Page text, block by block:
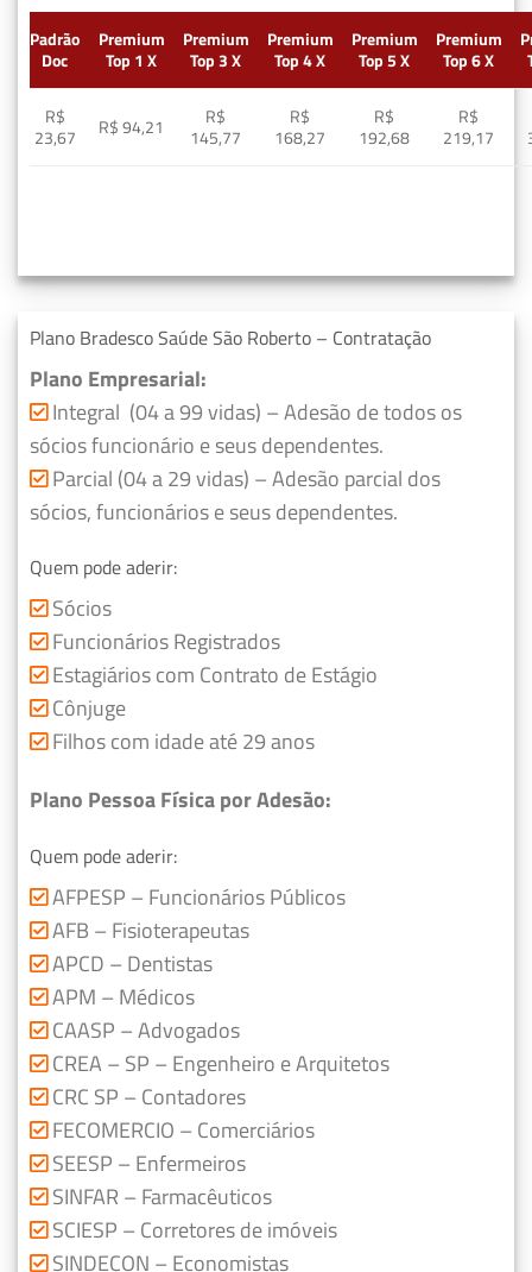
Padrão
Doc
Premium
Top 1 X
Premium
Top 3 X
Premium
Top 4 X
Premium
Top 5 X
Premium
Top 6 X
R$
23,67
R$ 94,21
R$
145,77
R$
168,27
R$
192,68
R$
219,17
Plano Bradesco Saúde São Roberto – Contratação
Plano Empresarial:
Integral (04 a 99 vidas) – Adesão de todos os
sócios funcionário e seus dependentes.
Parcial (04 a 29 vidas) – Adesão parcial dos
sócios, funcionários e seus dependentes.
Quem pode aderir:
Sócios
Funcionários Registrados
Estagiários com Contrato de Estágio
Cônjuge
Filhos com idade até 29 anos
Plano Pessoa Física por Adesão:
Quem pode aderir:
AFPESP – Funcionários Públicos
AFB – Fisioterapeutas
APCD – Dentistas
APM – Médicos
CAASP – Advogados
CREA – SP – Engenheiro e Arquitetos
CRC SP – Contadores
FECOMERCIO – Comerciários
SEESP – Enfermeiros
SINFAR – Farmacêuticos
SCIESP – Corretores de imóveis
SINDECON – Economistas